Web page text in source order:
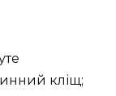
кліщ;